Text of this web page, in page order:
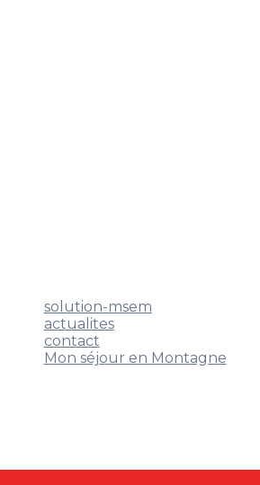
solution-msem
actualites
contact
Mon séjour en Montagne